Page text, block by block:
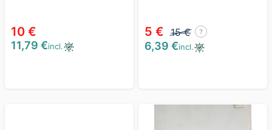
10 €
11,79 €incl.
5 € 15 € ?
6,39 €incl.